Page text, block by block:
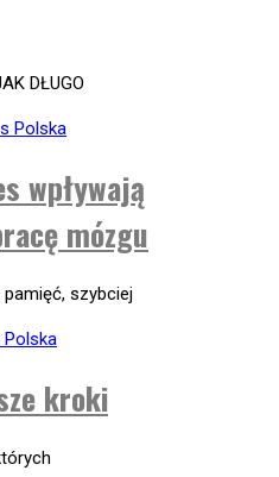
DŁUGO
Polska
wpływają
mózgu
szybciej
Polska
kroki